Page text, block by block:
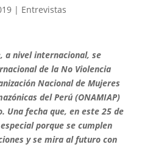
| Entrevistas
a nivel internacional, se
de la No Violencia
Nacional de Mujeres
del Perú (ONAMIAP)
Una fecha que, en este 25 de
porque se cumplen
y se mira al futuro con